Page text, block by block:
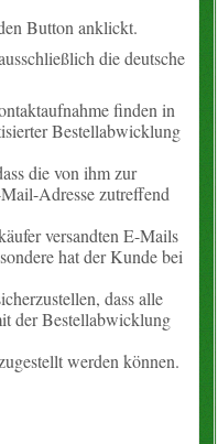
Button anklickt.
die deutsche
finden in
Bestellabwicklung
die von ihm zur
Adresse zutreffend
versandten E-Mails
hat der Kunde bei
dass alle
der Bestellabwicklung
werden können.